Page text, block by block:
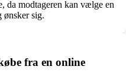
da modtageren kan vælge en
ønsker sig.
fra en online